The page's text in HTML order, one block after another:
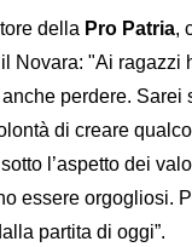
della Pro Patria,
Novara: "Ai ragazzi
perdere.
di creare
l’aspetto dei
essere orgogliosi.
partita di oggi”.